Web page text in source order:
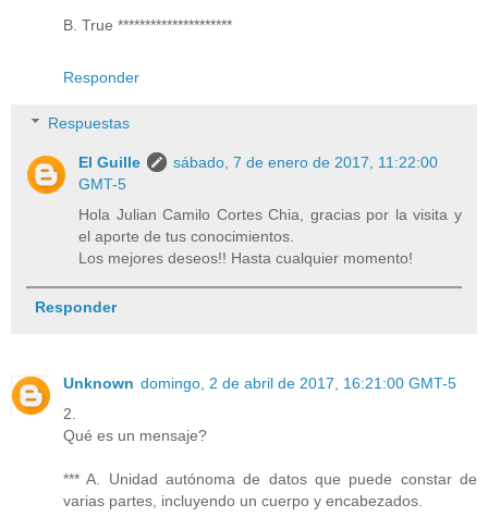
B. True *********************
Responder
Respuestas
El Guille
sábado, 7 de enero de 2017, 11:22:00
GMT-5
Hola Julian Camilo Cortes Chia, gracias por la visita y
el aporte de tus conocimientos.
Los mejores deseos!! Hasta cualquier momento!
Responder
Unknown domingo, 2 de abril de 2017, 16:21:00 GMT-5
2.
Qué es un mensaje?
*** A. Unidad autónoma de datos que puede constar de
varias partes, incluyendo un cuerpo y encabezados.